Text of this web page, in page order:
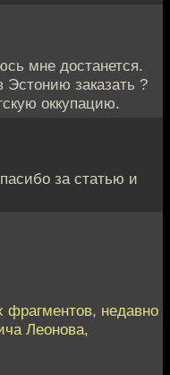
мне достанется.
Эстонию заказать ?
оккупацию.
за статью и
недавно
Леонова,